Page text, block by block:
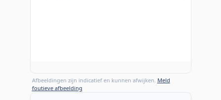
Afbeeldingen zijn indicatief en kunnen afwijken. Meld
foutieve afbeelding